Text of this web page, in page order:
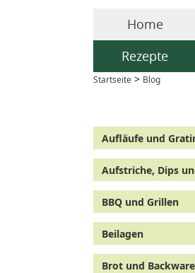
Home
Rezepte
Startseite > Blog
Aufläufe und
Aufstriche, Dips
BBQ und Grillen
Beilagen
Brot und Backware